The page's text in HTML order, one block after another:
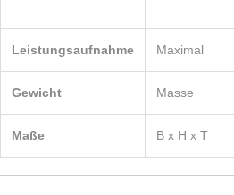
Leistungsaufnahme Maximal
Gewicht Masse
Maße B x H x T